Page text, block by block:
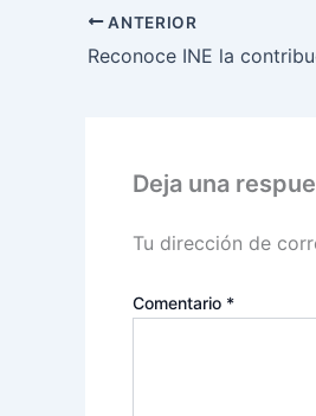
ANTERIOR
Deja una
Tu dirección de
Comentario *